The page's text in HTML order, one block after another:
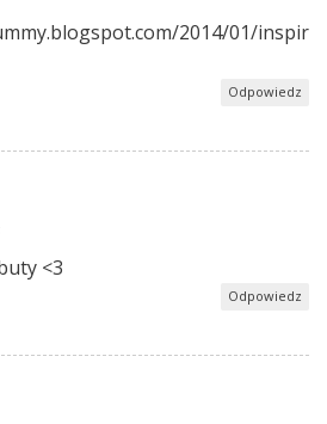
2014/01/inspir
Odpowiedz
<3
Odpowiedz